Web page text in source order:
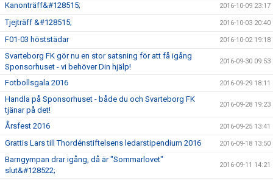
Kanonträff&#128515; 2016-10-09 23:17
Tjejträff &#128515; 2016-10-03 20:40
F01-03 höststädar 2016-10-02 19:18
Svarteborg FK gör nu en stor satsning för att få igång
Sponsorhuset - vi behöver Din hjälp!
2016-09-30 09:53
Fotbollsgala 2016 2016-09-29 18:11
Handla på Sponsorhuset - både du och Svarteborg FK
tjänar på det!
2016-09-28 19:23
Årsfest 2016 2016-09-25 13:41
Grattis Lars till Thordénstiftelsens ledarstipendium 2016 2016-09-18 13:50
Barngympan drar igång, då är "Sommarlovet"
slut&#128522;
2016-09-11 14:21